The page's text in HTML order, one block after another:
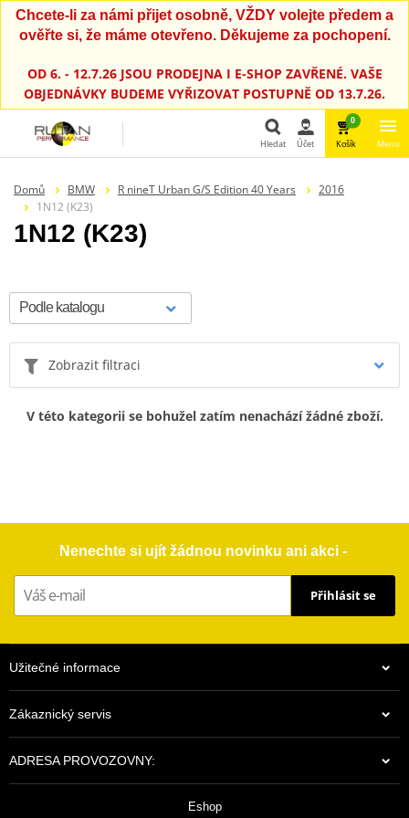
Chcete-li za námi přijet osobně, VŽDY volejte předem a
ověřte si, že máme otevřeno. Děkujeme za pochopení.
OD 6. - 12.7.26 JSOU PRODEJNA I E-SHOP ZAVŘENÉ. VAŠE
OBJEDNÁVKY BUDEME VYŘIZOVAT POSTUPNĚ OD 13.7.26.
Hledat
Hledat Účet
0
Košík Menu
Domů BMW R nineT Urban G/S Edition 40 Years
2016
1N12 (K23)
1N12 (K23)
Zobrazit filtraci
V této kategorii se bohužel zatím nenachází žádné zboží.
Nenechte si ujít žádnou novinku ani akci -
Přihlásit se
Užitečné informace
Zákaznický servis
ADRESA PROVOZOVNY:
Eshop